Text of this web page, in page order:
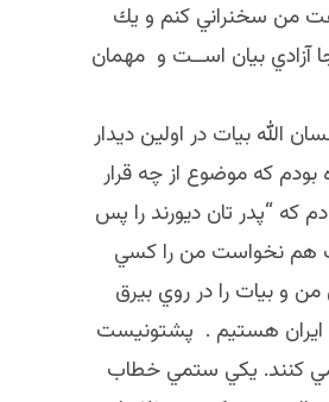
من سخنراني كنم و يك
آزادي بيان اســت و مهمان
الله بيات در اولين ديدار
كه موضوع از چه قرار
كه “پدر تان ديورند را پس
هم نخواست من را كسي
و بيات را در روي بيرق
ايران هستيم . پشتونيست
مي كنند. يكي ستمي خطاب